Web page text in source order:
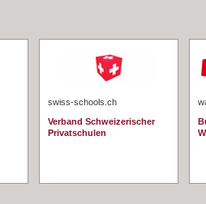
swiss-schools.ch
Verband Schweizerischer
Privatschulen